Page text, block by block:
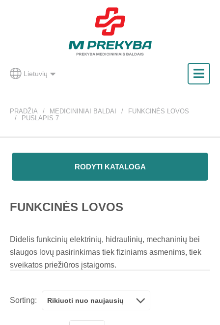
Lietuvių
PRADŽIA MEDICININIAI BALDAI
FUNKCINĖS LOVOS
PUSLAPIS 7
RODYTI KATALOGA
FUNKCINĖS LOVOS
Didelis funkcinių elektrinių, hidraulinių, mechaninių bei
slaugos lovų pasirinkimas tiek fiziniams asmenims, tiek
sveikatos priežiūros įstaigoms.
Sorting: Rikiuoti nuo naujausių